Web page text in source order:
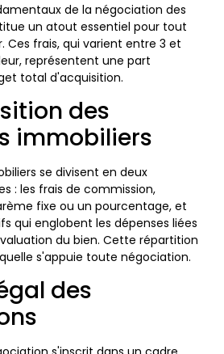
de la négociation des
un atout essentiel pour tout
Ces frais, qui varient entre 3 et
représentent une part
total d'acquisition.
des
immobiliers
se divisent en deux
: les frais de commission,
fixe ou un pourcentage, et
qui englobent les dépenses liées
du bien. Cette répartition
s'appuie toute négociation.
des